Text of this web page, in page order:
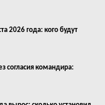
2026 года: кого будут
согласия командира: